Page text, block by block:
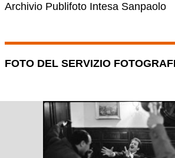
Archivio Publifoto Intesa Sanpaolo
FOTO DEL SERVIZIO